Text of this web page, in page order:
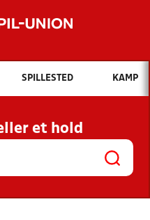
Hvad vil du søge efter?
OG NYHEDER
KLUBBER OG
SPILLESTED KAMP
et hold